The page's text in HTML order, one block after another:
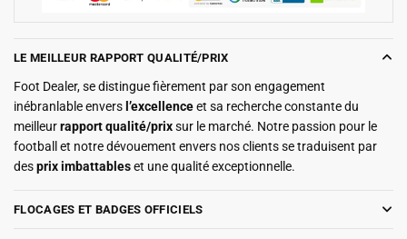
LE MEILLEUR RAPPORT QUALITÉ/PRIX
Foot Dealer, se distingue fièrement par son engagement
inébranlable envers l’excellenceet sa recherche constante du
meilleurrapport qualité/prixsur le marché. Notre passion pour le
football et notre dévouement envers nos clients se traduisent par
desprix imbattableset une qualité exceptionnelle.
FLOCAGES ET BADGES OFFICIELS